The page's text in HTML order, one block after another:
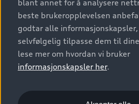
Stasjonsvogn
Sportback
S/RS
Konseptbiler og prototyper
Bestill prøvekjøring
Kontakt forhandler
Bilgarantier
Audi Originalt tilbehør
Verkstedtjenester
Audi digitale tjenester
Audi connect
Functions on demand
Kom i gang med myAudi
Audi Norge
Kundeservice
Audi Driving Experience
© 2026 AUDI NORGE. All Rights
blant annet for å analysere
beste brukeropplevelsen
godtar alle
selvfølgelig tilpasse dem til
lese mer om hvordan vi bruker
informasjonskapsler her.